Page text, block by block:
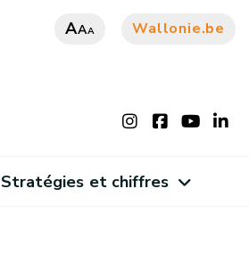
AAA Wallonie.be
Stratégies et chiffres